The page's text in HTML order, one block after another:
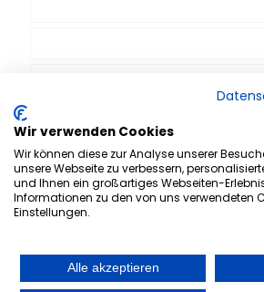
Wir verwenden Cookies
Wir können diese zur Analyse unserer
unsere Webseite zu verbessern,
und Ihnen ein großartiges Webseiten-
Informationen zu den von uns verwendeten
Einstellungen.
Alle akzeptieren